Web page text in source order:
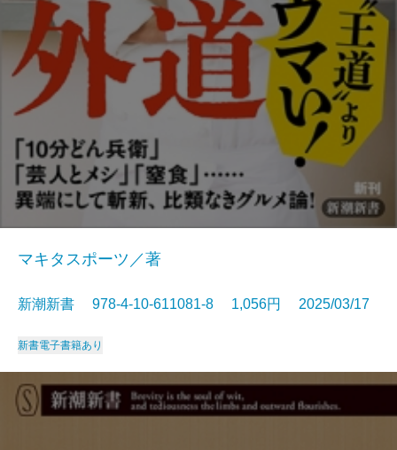
マキタスポーツ／著
新潮新書 978-4-10-611081-8 1,056円 2025/03/17
新書電子書籍あり